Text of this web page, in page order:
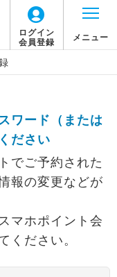
ログイン
会員登録
メニュー
ワード（または
ださい
でご予約された
報の変更などが
マホポイント会
ください。